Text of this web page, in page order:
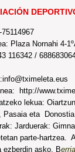
75114967
Plaza Nornahi 4-
116342 /
http://
lekua:
Pasaia eta
Jarduerak:
parte-hartzea.
ezberdin asko. B